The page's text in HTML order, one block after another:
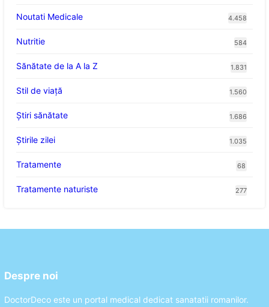
Noutati Medicale 4.458
Nutritie 584
Sănătate de la A la Z 1.831
Stil de viaţă 1.560
Ştiri sănătate 1.686
Știrile zilei 1.035
Tratamente 68
Tratamente naturiste 277
Despre noi
DoctorDeco este un portal medical dedicat sanatatii romanilor.